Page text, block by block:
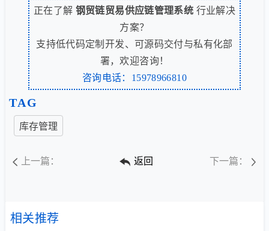
正在了解 钢贸链贸易供应链管理系统 行业解决
方案？
支持低代码定制开发、可源码交付与私有化部
署，欢迎咨询！
咨询电话：15978966810
TAG
库存管理
上一篇： 返回 下一篇：
相关推荐